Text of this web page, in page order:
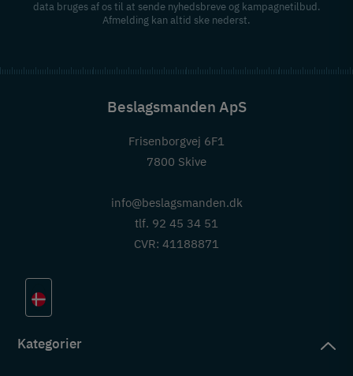
data bruges af os til at sende nyhedsbreve og kampagnetilbud.
Afmelding kan altid ske nederst.
Beslagsmanden ApS
Frisenborgvej 6F1
7800 Skive
info@beslagsmanden.dk
tlf. 92 45 34 51
CVR: 41188871
Kategorier